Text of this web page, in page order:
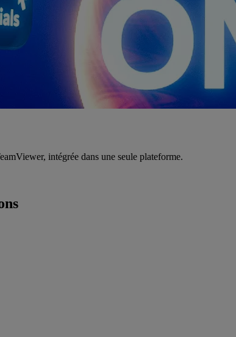
intégrée dans une seule plateforme.